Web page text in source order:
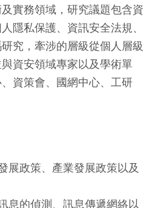
實務領域，研究議題包含資
隱私保護、資訊安全法規、
究，牽涉的層級從個人層級
資安領域專家以及學術單
資策會、國網中心、工研
展政策、產業發展政策以及
息的偵測、訊息傳遞網絡以